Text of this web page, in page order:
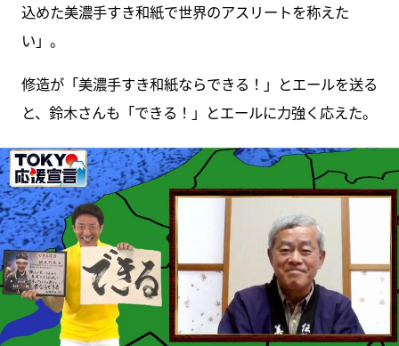
込めた美濃手すき和紙で世界のアスリートを称えた
い」。
修造が「美濃手すき和紙ならできる！」とエールを送る
と、鈴木さんも「できる！」とエールに力強く応えた。